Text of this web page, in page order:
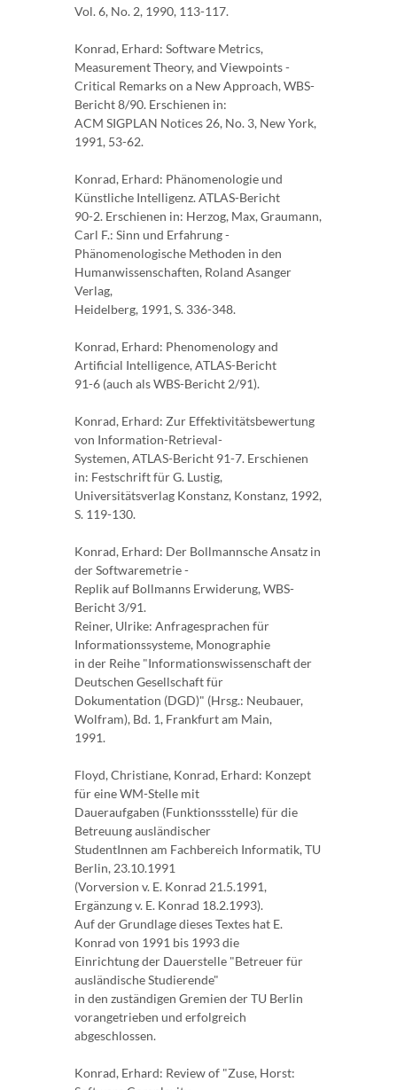
Vol. 6, No. 2, 1990, 113-117.
Konrad, Erhard: Software Metrics,
Measurement Theory, and Viewpoints -
Critical Remarks on a New Approach, WBS-
Bericht 8/90. Erschienen in:
ACM SIGPLAN Notices 26, No. 3, New York,
1991, 53-62.
Konrad, Erhard: Phänomenologie und
Künstliche Intelligenz. ATLAS-Bericht
90-2. Erschienen in: Herzog, Max, Graumann,
Carl F.: Sinn und Erfahrung -
Phänomenologische Methoden in den
Humanwissenschaften, Roland Asanger
Verlag,
Heidelberg, 1991, S. 336-348.
Konrad, Erhard: Phenomenology and
Artificial Intelligence, ATLAS-Bericht
91-6 (auch als WBS-Bericht 2/91).
Konrad, Erhard: Zur Effektivitätsbewertung
von Information-Retrieval-
Systemen, ATLAS-Bericht 91-7. Erschienen
in: Festschrift für G. Lustig,
Universitätsverlag Konstanz, Konstanz, 1992,
S. 119-130.
Konrad, Erhard: Der Bollmannsche Ansatz in
der Softwaremetrie -
Replik auf Bollmanns Erwiderung, WBS-
Bericht 3/91.
Reiner, Ulrike: Anfragesprachen für
Informationssysteme, Monographie
in der Reihe "Informationswissenschaft der
Deutschen Gesellschaft für
Dokumentation (DGD)" (Hrsg.: Neubauer,
Wolfram), Bd. 1, Frankfurt am Main,
1991.
Floyd, Christiane, Konrad, Erhard: Konzept
für eine WM-Stelle mit
Daueraufgaben (Funktionssstelle) für die
Betreuung ausländischer
StudentInnen am Fachbereich Informatik, TU
Berlin, 23.10.1991
(Vorversion v. E. Konrad 21.5.1991,
Ergänzung v. E. Konrad 18.2.1993).
Auf der Grundlage dieses Textes hat E.
Konrad von 1991 bis 1993 die
Einrichtung der Dauerstelle "Betreuer für
ausländische Studierende"
in den zuständigen Gremien der TU Berlin
vorangetrieben und erfolgreich
abgeschlossen.
Konrad, Erhard: Review of "Zuse, Horst: